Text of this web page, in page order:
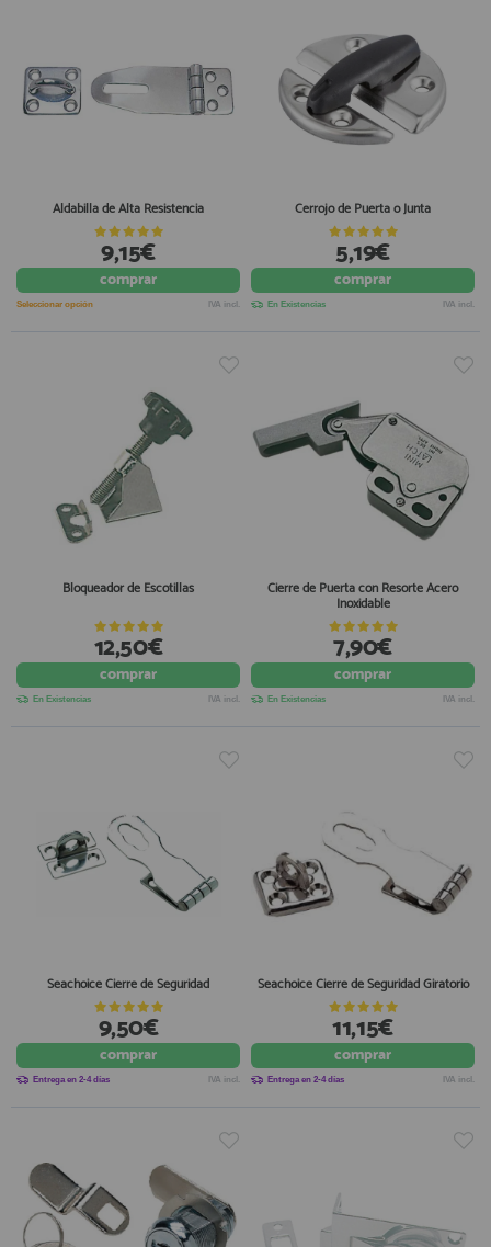
Aldabilla de Alta Resistencia
9,15€
comprar
Seleccionar opción IVA incl.
Cerrojo de Puerta o Junta
5,19€
comprar
En Existencias IVA incl.
Bloqueador de Escotillas
12,50€
comprar
En Existencias IVA incl.
Cierre de Puerta con Resorte Acero
Inoxidable
7,90€
comprar
En Existencias IVA incl.
Seachoice Cierre de Seguridad
9,50€
comprar
Entrega en 2-4 días IVA incl.
Seachoice Cierre de Seguridad Giratorio
11,15€
comprar
Entrega en 2-4 días IVA incl.